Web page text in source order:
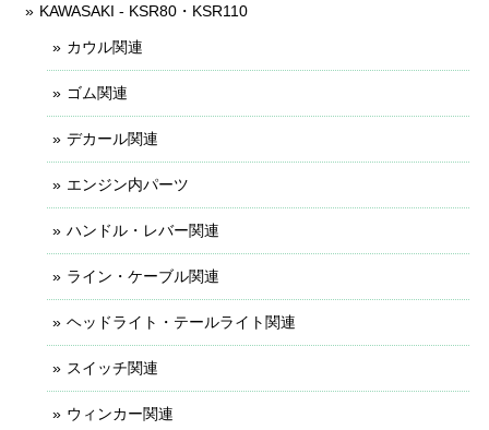
KAWASAKI - KSR80・KSR110
カウル関連
ゴム関連
デカール関連
エンジン内パーツ
ハンドル・レバー関連
ライン・ケーブル関連
ヘッドライト・テールライト関連
スイッチ関連
ウィンカー関連